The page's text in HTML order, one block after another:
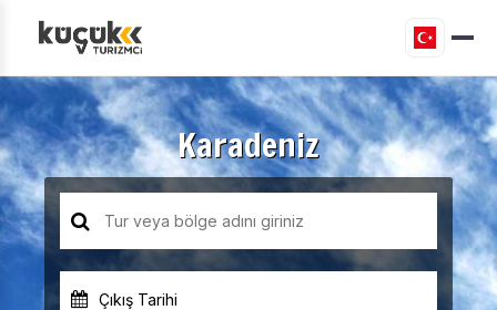
Karadeniz
Çıkış Tarihi